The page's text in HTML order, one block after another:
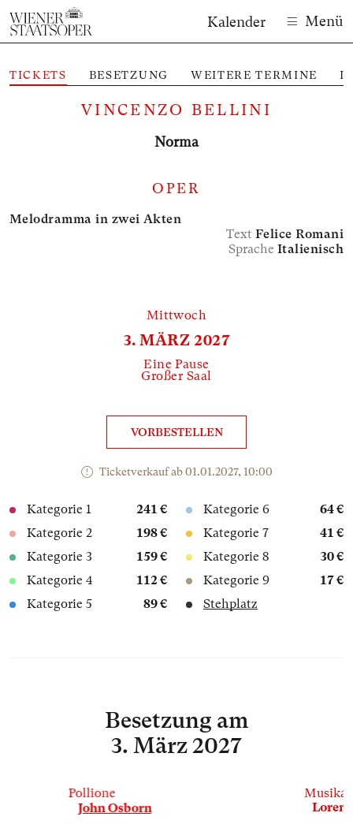
Kalender Menü
TICKETS BESETZUNG WEITERE TERMINE
VINCENZO BELLINI
Norma
OPER
Melodramma in zwei Akten
Text Felice Romani
Sprache Italienisch
Mittwoch
3. MÄRZ 2027
Eine Pause
Großer Saal
VORBESTELLEN
Ticketverkauf ab 01.01.2027, 10:00
Kategorie 1
241 €
Kategorie 2
198 €
Kategorie 3
159 €
Kategorie 4
112 €
Kategorie 5
89 €
Kategorie 6
64 €
Kategorie 7
41 €
Kategorie 8
30 €
Kategorie 9
17 €
Stehplatz
Besetzung am
3. März 2027
Pollione
John Osborn